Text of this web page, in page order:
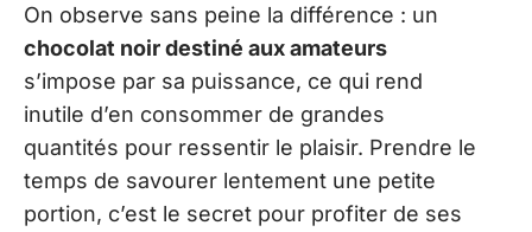
On observe sans peine la différence : un
chocolat noir destiné aux amateurs
s’impose par sa puissance, ce qui rend
inutile d’en consommer de grandes
quantités pour ressentir le plaisir. Prendre le
temps de savourer lentement une petite
portion, c’est le secret pour profiter de ses